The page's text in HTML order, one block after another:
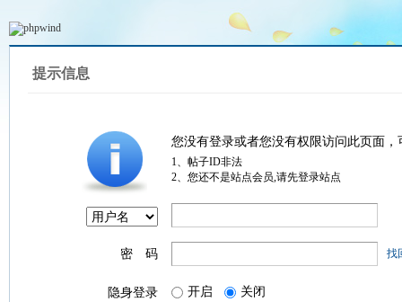
提示信息
您没有登录或者您没有权限访问此页面
1、帖子ID非法
2、您还不是站点会员,请先登录站点
密 码 找
隐身登录 开启 关闭